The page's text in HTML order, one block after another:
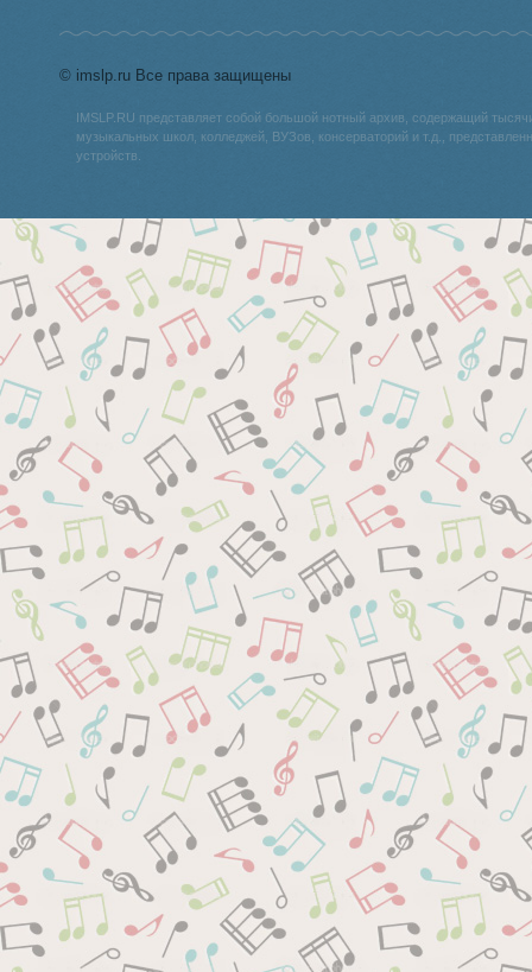
© imslp.ru Все права защищены
IMSLP.RU представляет собой большой нотный архив, содержащий
музыкальных школ, колледжей, ВУЗов, консерваторий и т.д.,
устройств.